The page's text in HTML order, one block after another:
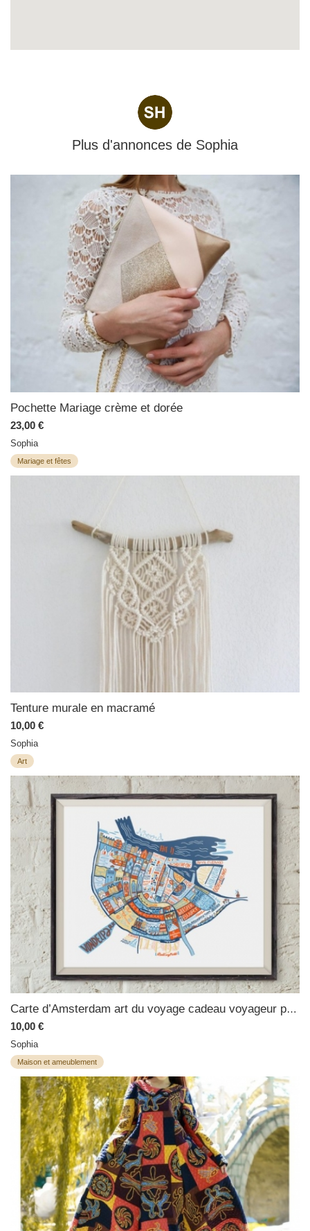
Plus d'annonces de Sophia
Pochette Mariage crème et dorée
23,00 €
Sophia
Mariage et fêtes
Tenture murale en macramé
10,00 €
Sophia
Art
Carte d’Amsterdam art du voyage cadeau voyageur poster ville Hollande poster
10,00 €
Sophia
Maison et ameublement